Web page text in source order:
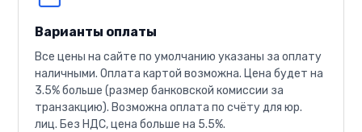
Варианты оплаты
Все цены на сайте по умолчанию указаны за оплату
наличными. Оплата картой возможна. Цена будет на
3.5% больше (размер банковской комиссии за
транзакцию). Возможна оплата по счёту для юр.
лиц. Без НДС, цена больше на 5.5%.